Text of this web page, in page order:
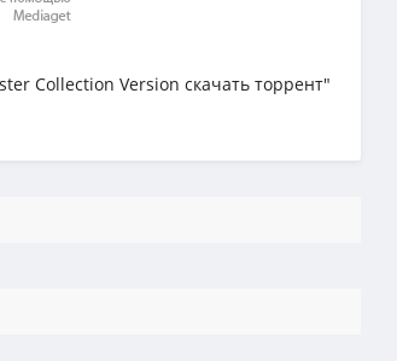
Collection Version скачать торрент"